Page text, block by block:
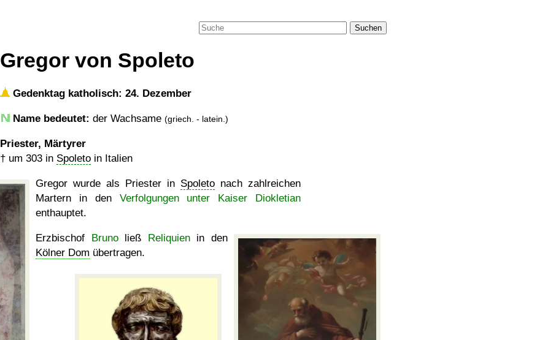
Suchen
Gregor von Spoleto
Gedenktag katholisch: 24. Dezember
Name bedeutet: der Wachsame (griech. - latein.)
Priester, Märtyrer
† um 303 in Spoleto in Italien
Gregor wurde als Priester in Spoleto nach zahlreichen
Martern in den Verfolgungen unter Kaiser Diokletian
enthauptet.
Erzbischof Brunoließ Reliquienin den
Kölner Dom übertragen.